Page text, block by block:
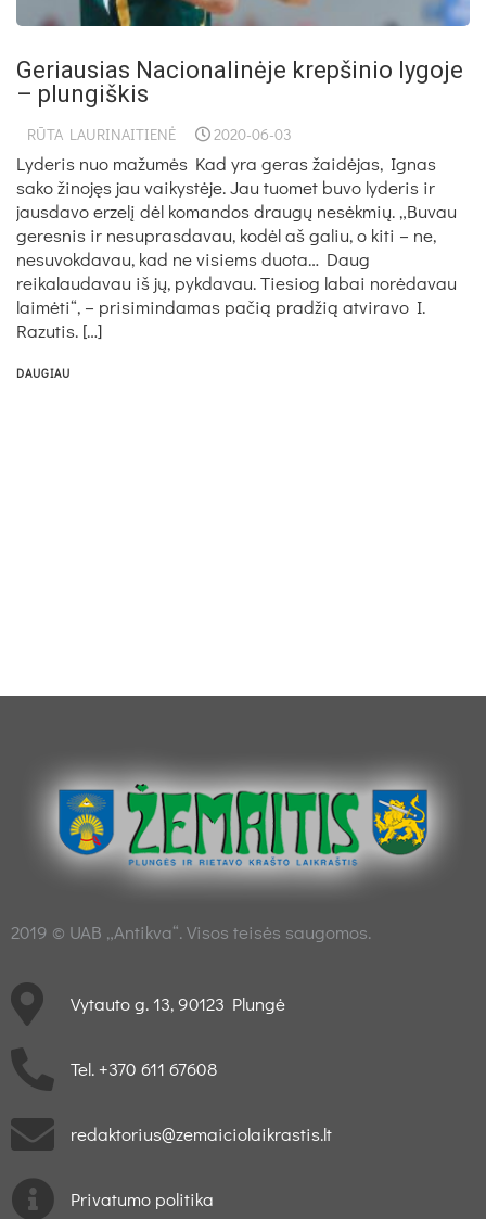
Geriausias Nacionalinėje krepšinio lygoje
– plungiškis
RŪTA LAURINAITIENĖ 2020-06-03
Lyderis nuo mažumės Kad yra geras žaidėjas, Ignas
sako žinojęs jau vaikystėje. Jau tuomet buvo lyderis ir
jausdavo erzelį dėl komandos draugų nesėkmių. „Buvau
geresnis ir nesuprasdavau, kodėl aš galiu, o kiti – ne,
nesuvokdavau, kad ne visiems duota… Daug
reikalaudavau iš jų, pykdavau. Tiesiog labai norėdavau
laimėti“, – prisimindamas pačią pradžią atviravo I.
Razutis. […]
DAUGIAU
2019 © UAB „Antikva“. Visos teisės saugomos.
Vytauto g. 13, 90123 Plungė
Tel. +370 611 67608
redaktorius@zemaiciolaikrastis.lt
Privatumo politika